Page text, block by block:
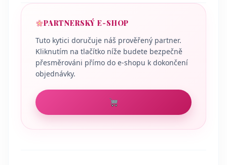
PARTNERSKÝ E-SHOP
Tuto kytici doručuje náš prověřený partner.
Kliknutím na tlačítko níže budete bezpečně
přesměrováni přímo do e-shopu k dokončení
objednávky.